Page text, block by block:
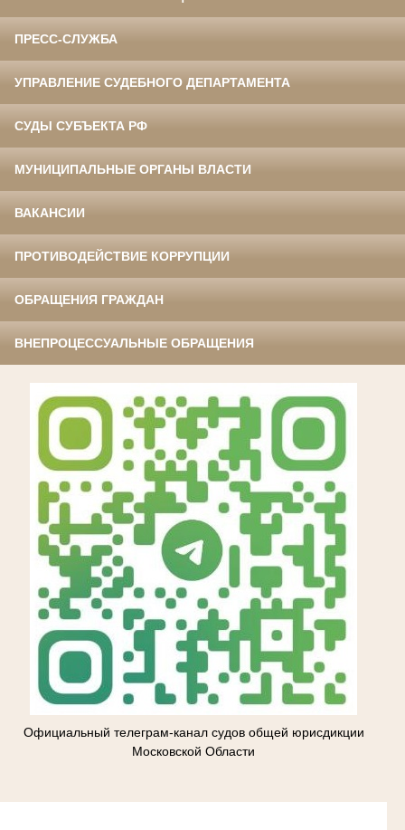
ПРЕСС-СЛУЖБА
УПРАВЛЕНИЕ СУДЕБНОГО ДЕПАРТАМЕНТА
СУДЫ СУБЪЕКТА РФ
МУНИЦИПАЛЬНЫЕ ОРГАНЫ ВЛАСТИ
ВАКАНСИИ
ПРОТИВОДЕЙСТВИЕ КОРРУПЦИИ
ОБРАЩЕНИЯ ГРАЖДАН
ВНЕПРОЦЕССУАЛЬНЫЕ ОБРАЩЕНИЯ
Официальный телеграм-канал судов общей юрисдикции
Московской Области